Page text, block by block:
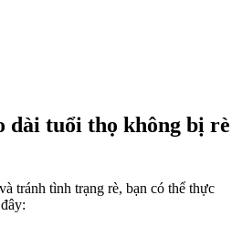
dài tuổi thọ không bị rè
tránh tình trạng rè, bạn có thể thực